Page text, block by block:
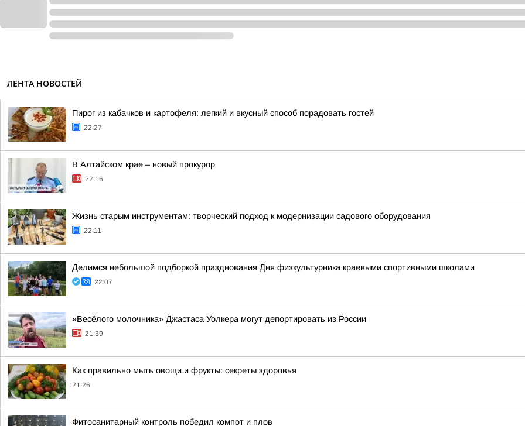
ЛЕНТА НОВОСТЕЙ
Пирог из кабачков и картофеля: легкий и вкусный способ порадовать гостей
22:27
В Алтайском крае – новый прокурор
22:16
Жизнь старым инструментам: творческий подход к модернизации садового оборудования
22:11
Делимся небольшой подборкой празднования Дня физкультурника краевыми спортивными школами
22:07
«Весёлого молочника» Джастаса Уолкера могут депортировать из России
21:39
Как правильно мыть овощи и фрукты: секреты здоровья
21:26
Фитосанитарный контроль победил компот и плов